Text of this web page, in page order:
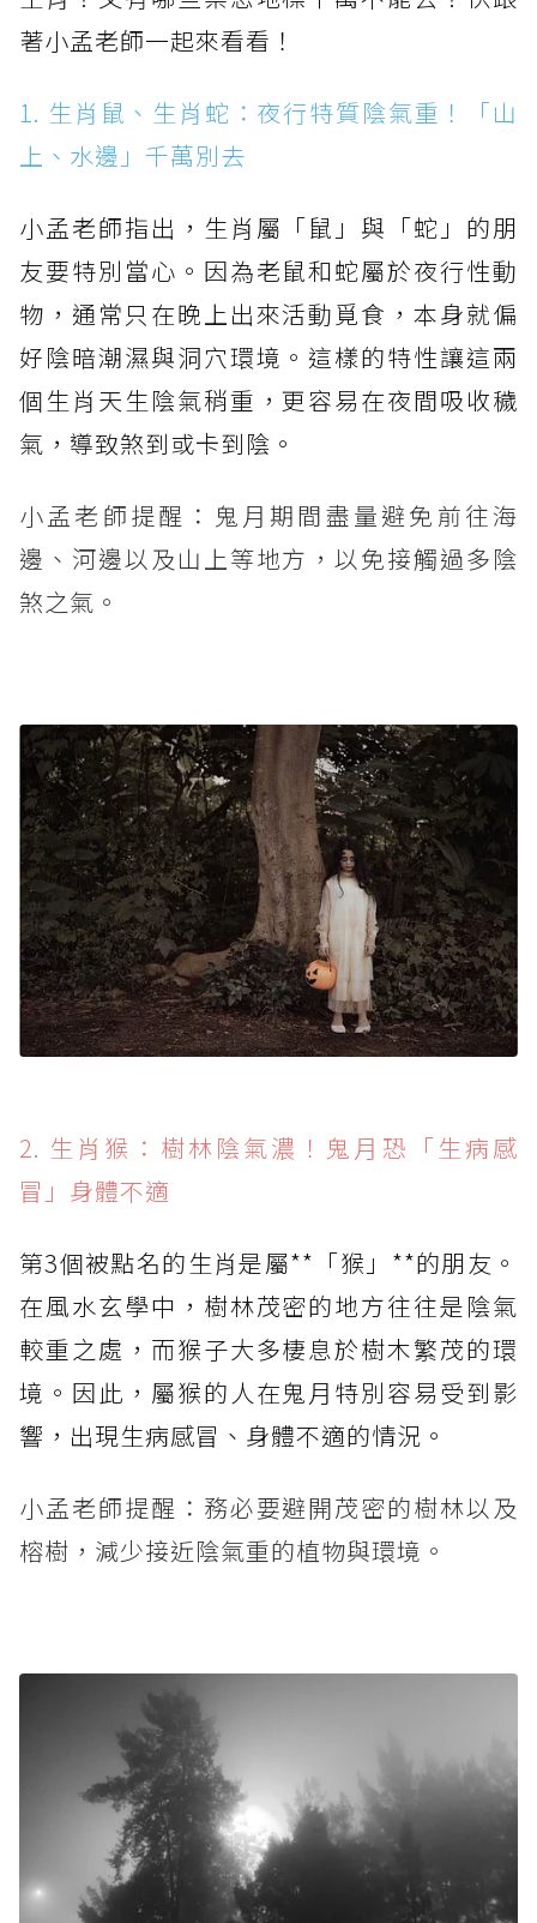
著小孟老師一起來看看！
1. 生肖鼠、生肖蛇：夜行特質陰氣重！「山
上、水邊」千萬別去
小孟老師指出，生肖屬「鼠」與「蛇」的朋
友要特別當心。因為老鼠和蛇屬於夜行性動
物，通常只在晚上出來活動覓食，本身就偏
好陰暗潮濕與洞穴環境。這樣的特性讓這兩
個生肖天生陰氣稍重，更容易在夜間吸收穢
氣，導致煞到或卡到陰。
小孟老師提醒：鬼月期間盡量避免前往海
邊、河邊以及山上等地方，以免接觸過多陰
煞之氣。
2. 生肖猴：樹林陰氣濃！鬼月恐「生病感
冒」身體不適
第3個被點名的生肖是屬**「猴」**的朋友。
在風水玄學中，樹林茂密的地方往往是陰氣
較重之處，而猴子大多棲息於樹木繁茂的環
境。因此，屬猴的人在鬼月特別容易受到影
響，出現生病感冒、身體不適的情況。
小孟老師提醒：務必要避開茂密的樹林以及
榕樹，減少接近陰氣重的植物與環境。